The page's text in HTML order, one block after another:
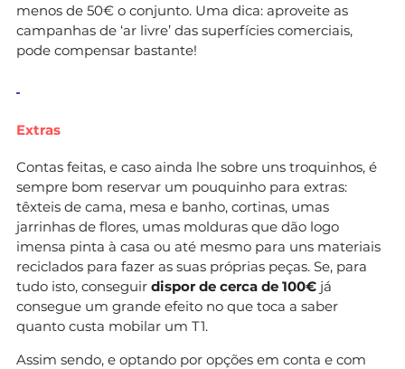
menos de 50€ o conjunto. Uma dica: aproveite as
campanhas de ‘ar livre’ das superfícies comerciais,
pode compensar bastante!
Extras
Contas feitas, e caso ainda lhe sobre uns troquinhos, é
sempre bom reservar um pouquinho para extras:
têxteis de cama, mesa e banho, cortinas, umas
jarrinhas de flores, umas molduras que dão logo
imensa pinta à casa ou até mesmo para uns materiais
reciclados para fazer as suas próprias peças. Se, para
tudo isto, conseguir dispor de cerca de 100€ já
consegue um grande efeito no que toca a saber
quanto custa mobilar um T1.
Assim sendo, e optando por opções em conta e com